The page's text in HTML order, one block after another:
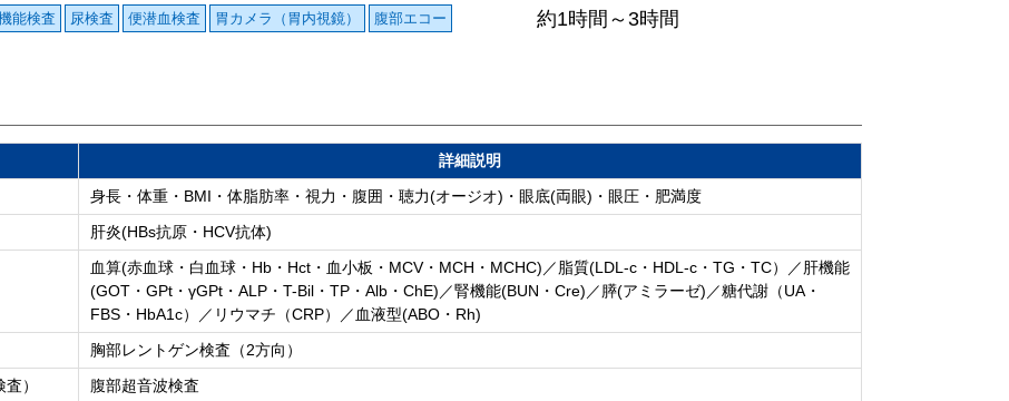
約1時間～3時間
能検査 尿検査 便潜血検査 胃カメラ（胃内視鏡）
腹部エコー
詳細説明
身長・体重・BMI・体脂肪率・視力・腹囲・聴力(オージオ)・眼底(両眼)・眼圧・肥満度
肝炎(HBs抗原・HCV抗体)
血算(赤血球・白血球・Hb・Hct・血小板・MCV・MCH・MCHC)／脂質(LDL-c・HDL‐c・TG・TC）／肝機能
(GOT・GPt・γGPt・ALP・T-Bil・TP・Alb・ChE)／腎機能(BUN・Cre)／膵(アミラーゼ)／糖代謝（UA・
FBS・HbA1c）／リウマチ（CRP）／血液型(ABO・Rh)
胸部レントゲン検査（2方向）
）
腹部超音波検査